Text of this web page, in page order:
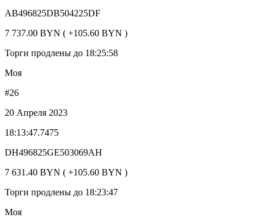
AB496825DB504225DF
7 737.00 BYN ( +105.60 BYN )
Торги продлены до 18:25:58
Моя
#26
20 Апреля 2023
18:13:47.7475
DH496825GE503069AH
7 631.40 BYN ( +105.60 BYN )
Торги продлены до 18:23:47
Моя